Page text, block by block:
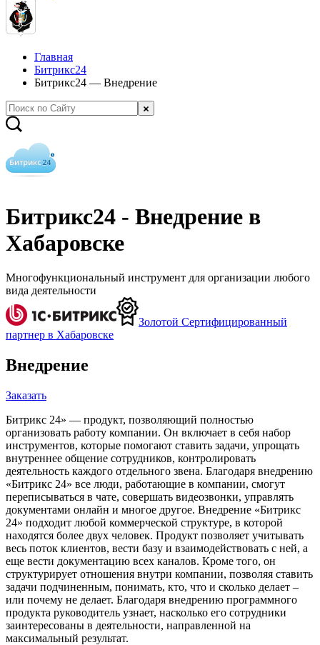
Главная
Битрикс24
Битрикс24 — Внедрение
Битрикс24 - Внедрение в
Хабаровске
Многофункциональный инструмент для организации любого
вида деятельности
Золотой Сертифицированный
партнер в Хабаровске
Внедрение
Заказать
Битрикс 24» — продукт, позволяющий полностью
организовать работу компании. Он включает в себя набор
инструментов, которые помогают ставить задачи, упрощать
внутреннее общение сотрудников, контролировать
деятельность каждого отдельного звена. Благодаря внедрению
«Битрикс 24» все люди, работающие в компании, смогут
переписываться в чате, совершать видеозвонки, управлять
документами онлайн и многое другое. Внедрение «Битрикс
24» подходит любой коммерческой структуре, в которой
находятся более двух человек. Продукт позволяет учитывать
весь поток клиентов, вести базу и взаимодействовать с ней, а
еще вести документацию всех каналов. Кроме того, он
структурирует отношения внутри компании, позволяя ставить
задачи подчиненным, понимать, кто, что и сколько делает –
или почему не делает. Благодаря внедрению программного
продукта руководитель узнает, насколько его сотрудники
заинтересованы в деятельности, направленной на
максимальный результат.